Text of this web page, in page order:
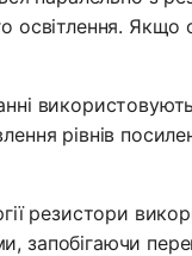
освітлення. Якщо
рівнів
резистори
запобігаючи